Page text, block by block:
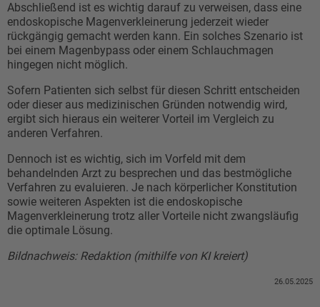
Abschließend ist es wichtig darauf zu verweisen, dass eine
endoskopische Magenverkleinerung jederzeit wieder
rückgängig gemacht werden kann. Ein solches Szenario ist
bei einem Magenbypass oder einem Schlauchmagen
hingegen nicht möglich.
Sofern Patienten sich selbst für diesen Schritt entscheiden
oder dieser aus medizinischen Gründen notwendig wird,
ergibt sich hieraus ein weiterer Vorteil im Vergleich zu
anderen Verfahren.
Dennoch ist es wichtig, sich im Vorfeld mit dem
behandelnden Arzt zu besprechen und das bestmögliche
Verfahren zu evaluieren. Je nach körperlicher Konstitution
sowie weiteren Aspekten ist die endoskopische
Magenverkleinerung trotz aller Vorteile nicht zwangsläufig
die optimale Lösung.
Bildnachweis: Redaktion (mithilfe von KI kreiert)
26.05.2025